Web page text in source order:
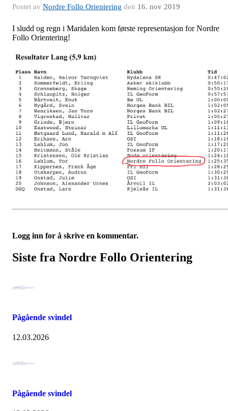
Postet av Nordre Follo Orientering den 16. nov 2019
I sludd og regn i Maridalen kom første representasjon for Nordre
Follo Orientering!
Logg inn for å skrive en kommentar.
Siste fra Nordre Follo Orientering
Pågående svindel
12.03.2026
Pågående svindel